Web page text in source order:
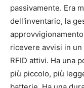
passivamente. Era
dell'inventario, la
ricevere avvisi in
RFID attivi. Ha una
più piccolo, più